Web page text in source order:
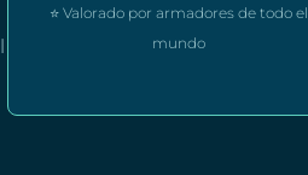
⭐ Valorado por armadores de todo el
mundo